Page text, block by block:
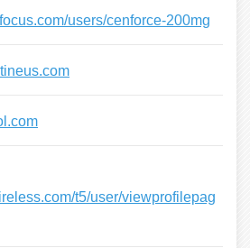
users/cenforce-200mg
t5/user/viewprofilepag